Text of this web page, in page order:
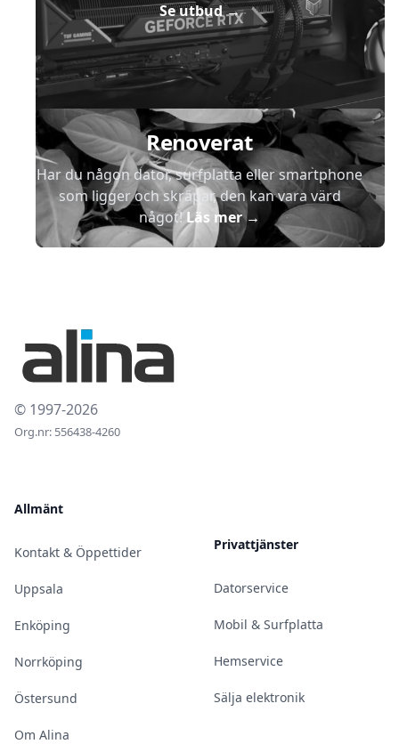
Se utbud→
Renoverat
Har du någon dator, surfplatta eller smartphone
som ligger och skräpar, den kan vara värd
något!Läs mer→
© 1997-2026
Org.nr: 556438-4260
Allmänt
Kontakt & Öppettider
Uppsala
Enköping
Norrköping
Östersund
Om Alina
Privattjänster
Datorservice
Mobil & Surfplatta
Hemservice
Sälja elektronik